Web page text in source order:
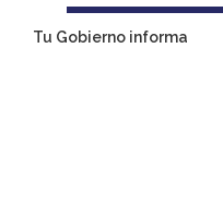
Tu Gobierno informa